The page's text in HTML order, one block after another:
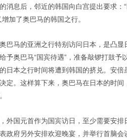
消息后，邻近的韩国向白宫提出要求
加了奥巴马的韩国之行。
巴马的亚洲之行特别访问日本，是凸
予奥巴马“国宾待遇”，准备敲锣打鼓予
日本之行时间将遭到韩国的挤兑。安
定。这样算下来，奥巴马在日本的时
外国元首作为国宾访日，至少需要安
政府另外安排欢迎晚宴，并举行首脑会